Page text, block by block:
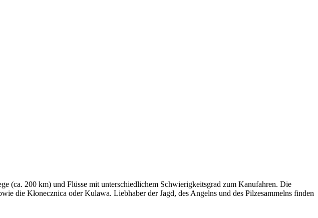
(ca. 200 km) und Flüsse mit unterschiedlichem Schwierigkeitsgrad zum Kanufahren. Die
die Kłonecznica oder Kulawa. Liebhaber der Jagd, des Angelns und des Pilzesammelns finden